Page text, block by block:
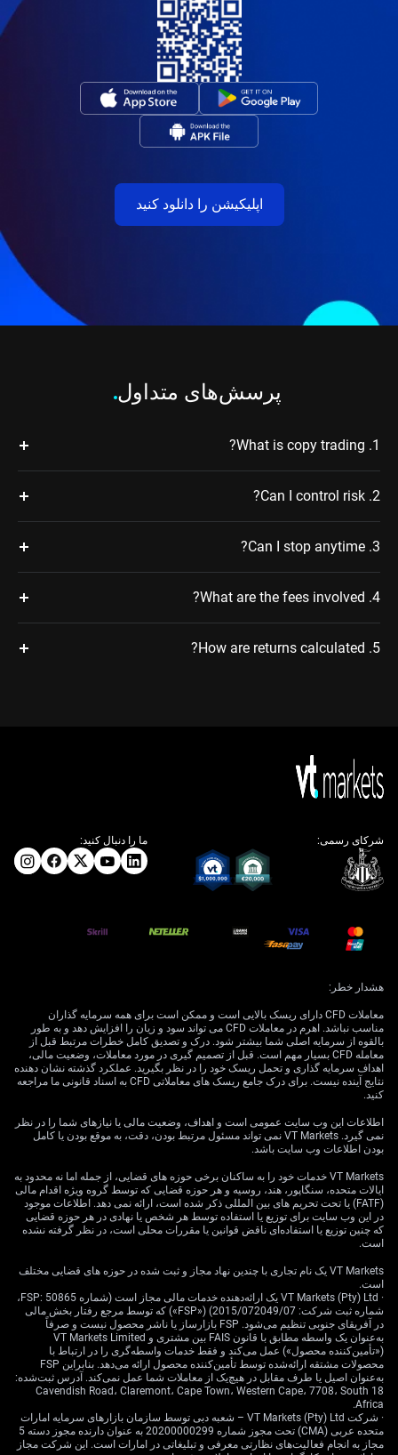
اپلیکیشن را دانلود کنید
پرسش‌های متداول
1. What is copy trading?
2. Can I control risk?
3. Can I stop anytime?
4. What are the fees involved?
5. How are returns calculated?
ما را دنبال کنید: شرکای رسمی:
هشدار خطر:
معاملات CFD دارای ریسک بالایی است و ممکن است برای همه سرمایه گذاران
مناسب نباشد. اهرم در معاملات CFD می تواند سود و زیان را افزایش دهد و به طور
بالقوه از سرمایه اصلی شما بیشتر شود. درک و تصدیق کامل خطرات مرتبط قبل از
معامله CFD بسیار مهم است. قبل از تصمیم گیری در مورد معاملات، وضعیت مالی،
اهداف سرمایه گذاری و تحمل ریسک خود را در نظر بگیرید. عملکرد گذشته نشان دهنده
نتایج آینده نیست. برای درک جامع ریسک های معاملاتی CFD به اسناد قانونی ما مراجعه
کنید.
اطلاعات این وب سایت عمومی است و اهداف، وضعیت مالی یا نیازهای شما را در نظر
نمی گیرد. VT Markets نمی تواند مسئول مرتبط بودن، دقت، به موقع بودن یا کامل
بودن اطلاعات وب سایت باشد.
VT Markets خدمات خود را به ساکنان برخی حوزه های قضایی، از جمله اما نه محدود به
ایالات متحده، سنگاپور، هند، روسیه و هر حوزه قضایی که توسط گروه ویژه اقدام مالی
(FATF) یا تحت تحریم های بین المللی ذکر شده است، ارائه نمی دهد. اطلاعات موجود
در این وب سایت برای توزیع یا استفاده توسط هر شخص یا نهادی در هر حوزه قضایی
که چنین توزیع یا استفاده‌ای ناقض قوانین یا مقررات محلی است، در نظر گرفته نشده
است.
VT Markets یک نام تجاری با چندین نهاد مجاز و ثبت شده در حوزه های قضایی مختلف
است.
· VT Markets (Pty) Ltd یک ارائه‌دهنده خدمات مالی مجاز است (شماره FSP: 50865،
شماره ثبت شرکت: 2015/072049/07) («FSP») که توسط مرجع رفتار بخش مالی
در آفریقای جنوبی تنظیم می‌شود. FSP بازارساز یا ناشر محصول نیست و صرفاً
به‌عنوان یک واسطه مطابق با قانون FAIS بین مشتری و VT Markets Limited
(«تأمین‌کننده محصول») عمل می‌کند و فقط خدمات واسطه‌گری را در ارتباط با
محصولات مشتقه ارائه‌شده توسط تأمین‌کننده محصول ارائه می‌دهد. بنابراین FSP
به‌عنوان اصیل یا طرف مقابل در هیچ‌یک از معاملات شما عمل نمی‌کند. آدرس ثبت‌شده:
18 Cavendish Road، Claremont، Cape Town، Western Cape، 7708، South
Africa.
· شرکت VT Markets (Pty) Ltd – شعبه دبی توسط سازمان بازارهای سرمایه امارات
متحده عربی (CMA) تحت مجوز شماره 20200000299 به عنوان دارنده مجوز دسته 5
مجاز به انجام فعالیت‌های نظارتی معرفی و تبلیغاتی در امارات است. این شرکت مجاز